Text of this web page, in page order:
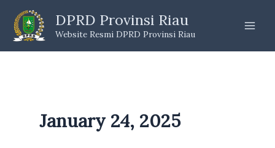
content
DPRD Provinsi Riau
Website Resmi DPRD Provinsi Riau
January 24, 2025